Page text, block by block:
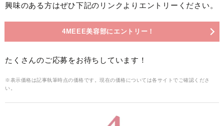
興味のある方はぜひ下記のリンクよりエントリーください。
4MEEE美容部にエントリー！
たくさんのご応募をお待ちしています！
※表示価格は記事執筆時点の価格です。現在の価格については各サイトでご確認くださ
い。